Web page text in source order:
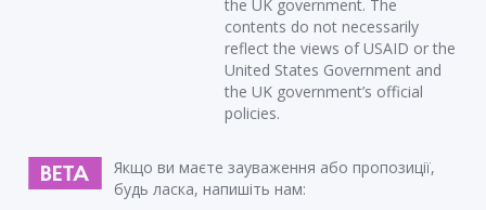
the UK government. The
contents do not necessarily
reflect the views of USAID or the
United States Government and
the UK government’s official
policies.
Якщо ви маєте зауваження або пропозиції,
будь ласка, напишіть нам: